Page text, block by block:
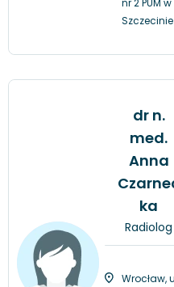
Szczecinie
dr n.
med.
Anna
ka
Radiolog
Wrocław,